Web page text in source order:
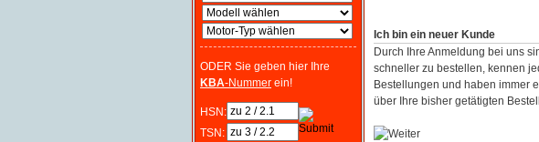
ODER Sie geben hier Ihre
KBA-Nummer ein!
HSN:
TSN:
Ich bin ein neuer Kunde
Durch Ihre Anmeldung bei uns
schneller zu bestellen, kennen
Bestellungen und haben immer
über Ihre bisher getätigten